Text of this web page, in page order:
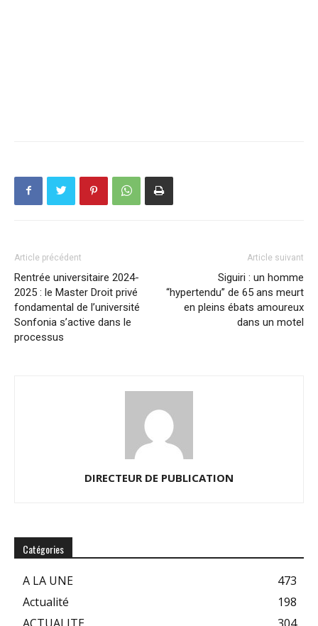
Article précédent
Rentrée universitaire 2024-
2025 : le Master Droit privé
fondamental de l’université
Sonfonia s’active dans le
processus
Article suivant
Siguiri : un homme
“hypertendu” de 65 ans meurt
en pleins ébats amoureux
dans un motel
DIRECTEUR DE PUBLICATION
Catégories
A LA UNE
473
Actualité
198